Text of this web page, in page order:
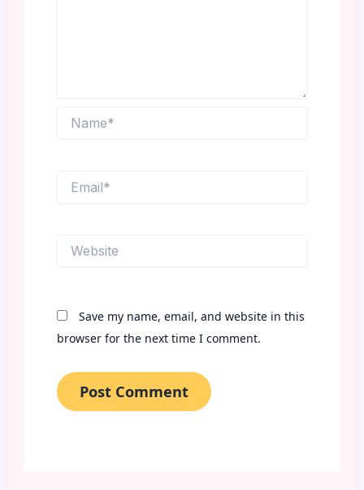
Save my name, email, and website in this
browser for the next time I comment.